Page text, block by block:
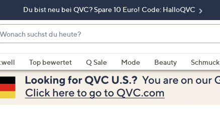
Du bist neu bei QVC? Spare 10 Euro! Code: HalloQVC
Top bewertet Q Sale Mode Beauty Schmuck